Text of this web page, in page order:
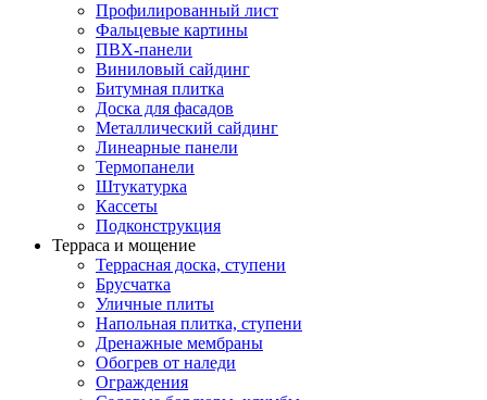
Профилированный лист
Фальцевые картины
ПВХ-панели
Виниловый сайдинг
Битумная плитка
Доска для фасадов
Металлический сайдинг
Линеарные панели
Термопанели
Штукатурка
Кассеты
Подконструкция
Терраса и мощение
Террасная доска, ступени
Брусчатка
Уличные плиты
Напольная плитка, ступени
Дренажные мембраны
Обогрев от наледи
Ограждения